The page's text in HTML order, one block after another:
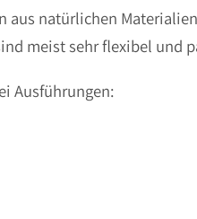
aus natürlichen
meist sehr flexibel und
Ausführungen: